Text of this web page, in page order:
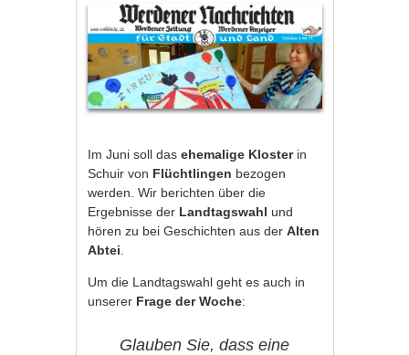
Im Juni soll dasehemalige Klosterin
Schuir von Flüchtlingen bezogen
werden. Wir berichten über die
Ergebnisse der Landtagswahl und
hören zu bei Geschichten aus derAlten
Abtei
Um die Landtagswahl geht es auch in
unserer Frage der Woche:
Glauben Sie, dass eine